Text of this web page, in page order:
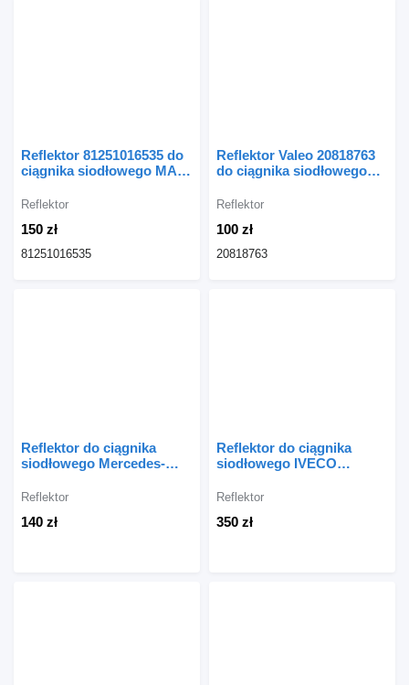
Reflektor 81251016535 do
ciągnika siodłowego MAN
150 zł
Reflektor
81251016535
Reflektor Valeo 20818763
do ciągnika siodłowego
100 zł
Reflektor
20818763
Reflektor do ciągnika
siodłowego Mercedes-
140 zł
Reflektor
Reflektor do ciągnika
siodłowego IVECO
350 zł
Reflektor